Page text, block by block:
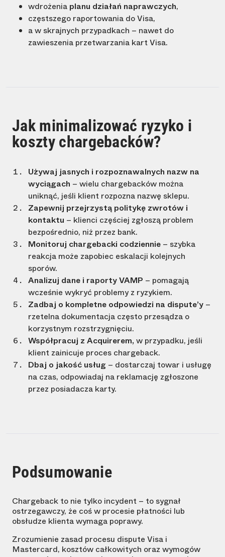
wdrożenia planu działań naprawczych,
częstszego raportowania do Visa,
a w skrajnych przypadkach – nawet do
zawieszenia przetwarzania kart Visa.
Jak minimalizować ryzyko i
koszty chargebacków?
Używaj jasnych i rozpoznawalnych nazw na
wyciągach – wielu chargebacków można
uniknąć, jeśli klient rozpozna nazwę sklepu.
Zapewnij przejrzystą politykę zwrotów i
kontaktu – klienci częściej zgłoszą problem
bezpośrednio, niż przez bank.
Monitoruj chargebacki codziennie – szybka
reakcja może zapobiec eskalacji kolejnych
sporów.
Analizuj dane i raporty VAMP – pomagają
wcześnie wykryć problemy z ryzykiem.
Zadbaj o kompletne odpowiedzi na dispute’y –
rzetelna dokumentacja często przesądza o
korzystnym rozstrzygnięciu.
Współpracuj z Acquirerem, w przypadku, jeśli
klient zainicuje proces chargeback.
Dbaj o jakość usług – dostarczaj towar i usługę
na czas, odpowiadaj na reklamację zgłoszone
przez posiadacza karty.
Podsumowanie
Chargeback to nie tylko incydent – to sygnał
ostrzegawczy, że coś w procesie płatności lub
obsłudze klienta wymaga poprawy.
Zrozumienie zasad procesu dispute Visa i
Mastercard, kosztów całkowitych oraz wymogów